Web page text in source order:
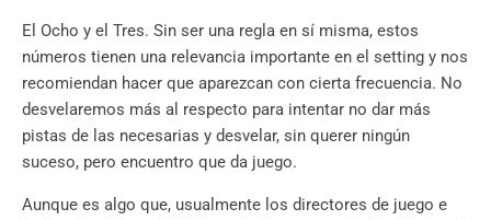
El Ocho y el Tres. Sin ser una regla en sí misma, estos
números tienen una relevancia importante en el setting y nos
recomiendan hacer que aparezcan con cierta frecuencia. No
desvelaremos más al respecto para intentar no dar más
pistas de las necesarias y desvelar, sin querer ningún
suceso, pero encuentro que da juego.
Aunque es algo que, usualmente los directores de juego e